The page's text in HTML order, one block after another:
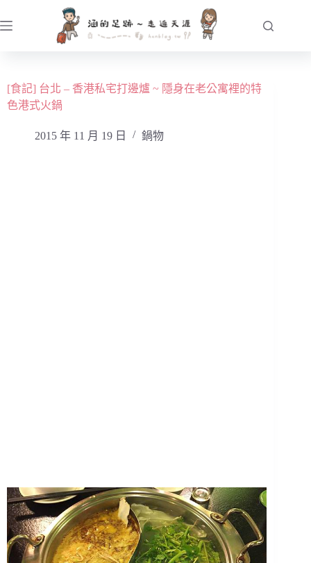
至
容[食記] 台北 – 香港私宅打邊爐 ~ 隱身在老公寓裡的特
色港式火鍋
2015 年 11 月 19 日 鍋物